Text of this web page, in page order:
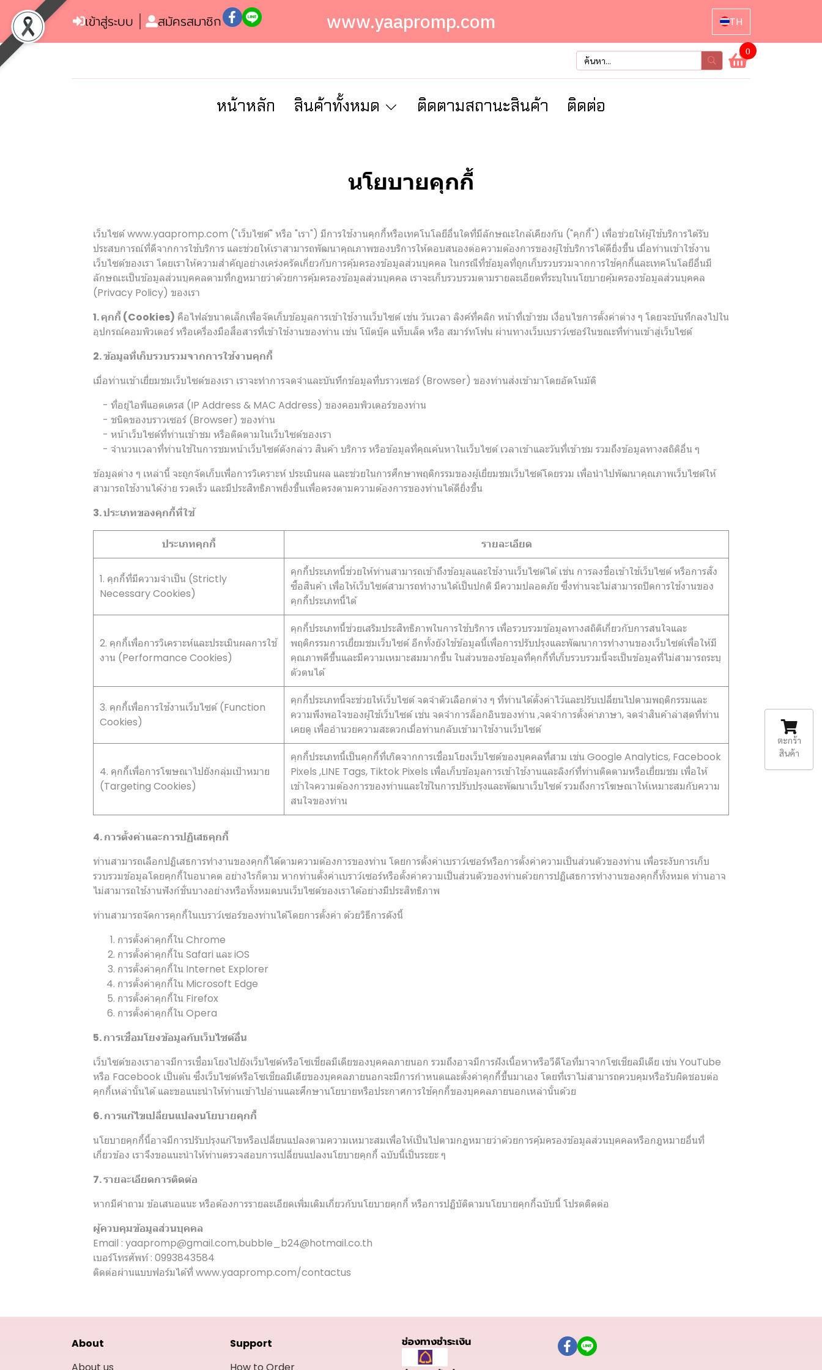
เข้าสู่ระบบ สมัครสมาชิก www.yaapromp.com TH
0
หน้าหลัก สินค้าทั้งหมด ติดตามสถานะสินค้า ติดต่อ
นโยบายคุกกี้
เว็บไซต์ www.yaapromp.com ("เว็บไซต์" หรือ "เรา") มีการใช้งานคุกกี้หรือเทคโนโลยีอื่นใดที่มีลักษณะใกล้เคียงกัน ("คุกกี้") เพื่อช่วยให้ผู้ใช้บริการได้รับ
ประสบการณ์ที่ดีจากการใช้บริการ และช่วยให้เราสามารถพัฒนาคุณภาพของบริการให้ตอบสนองต่อความต้องการของผู้ใช้บริการได้ดียิ่งขึ้น เมื่อท่านเข้าใช้งาน
เว็บไซต์ของเรา โดยเราให้ความสำคัญอย่างเคร่งครัดเกี่ยวกับการคุ้มครองข้อมูลส่วนบุคคล ในกรณีที่ข้อมูลที่ถูกเก็บรวบรวมจากการใช้คุกกี้และเทคโนโลยีอื่นมี
ลักษณะเป็นข้อมูลส่วนบุคคลตามที่กฎหมายว่าด้วยการคุ้มครองข้อมูลส่วนบุคคล เราจะเก็บรวบรวมตามรายละเอียดที่ระบุในนโยบายคุ้มครองข้อมูลส่วนบุคคล
(Privacy Policy) ของเรา
1. คุกกี้ (Cookies) คือไฟล์ขนาดเล็กเพื่อจัดเก็บข้อมูลการเข้าใช้งานเว็บไซต์ เช่น วันเวลา ลิงค์ที่คลิก หน้าที่เข้าชม เงื่อนไขการตั้งค่าต่าง ๆ โดยจะบันทึกลงไปใน
อุปกรณ์คอมพิวเตอร์ หรือเครื่องมือสื่อสารที่เข้าใช้งานของท่าน เช่น โน๊ตบุ๊ค แท็บเล็ต หรือ สมาร์ทโฟน ผ่านทางเว็บเบราว์เซอร์ในขณะที่ท่านเข้าสู่เว็บไซต์
2. ข้อมูลที่เก็บรวบรวมจากการใช้งานคุกกี้
เมื่อท่านเข้าเยี่ยมชมเว็บไซต์ของเรา เราจะทำการจดจำและบันทึกข้อมูลที่บราวเซอร์ (Browser) ของท่านส่งเข้ามาโดยอัตโนมัติ
- ที่อยู่ไอพีแอดเดรส (IP Address & MAC Address) ของคอมพิวเตอร์ของท่าน
- ชนิดของบราวเซอร์ (Browser) ของท่าน
- หน้าเว็บไซต์ที่ท่านเข้าชม หรือติดตามในเว็บไซต์ของเรา
- จำนวนเวลาที่ท่านใช้ในการชมหน้าเว็บไซต์ดังกล่าว สินค้า บริการ หรือข้อมูลที่คุณค้นหาในเว็บไซต์ เวลาเข้าและวันที่เข้าชม รวมถึงข้อมูลทางสถิติอื่น ๆ
ข้อมูลต่าง ๆ เหล่านี้ จะถูกจัดเก็บเพื่อการวิเคราะห์ ประเมินผล และช่วยในการศึกษาพฤติกรรมของผู้เยี่ยมชมเว็บไซต์โดยรวม เพื่อนำไปพัฒนาคุณภาพเว็บไซต์ให้
สามารถใช้งานได้ง่าย รวดเร็ว และมีประสิทธิภาพยิ่งขึ้นเพื่อตรงตามความต้องการของท่านได้ดียิ่งขึ้น
3. ประเภทของคุกกี้ที่ใช้
ประเภทคุกกี้ รายละเอียด
1. คุกกี้ที่มีความจำเป็น (Strictly
Necessary Cookies)
คุกกี้ประเภทนี้ช่วยให้ท่านสามารถเข้าถึงข้อมูลและใช้งานเว็บไซต์ได้ เช่น การลงชื่อเข้าใช้เว็บไซต์ หรือการสั่ง
ซื้อสินค้า เพื่อให้เว็บไซต์สามารถทำงานได้เป็นปกติ มีความปลอดภัย ซึ่งท่านจะไม่สามารถปิดการใช้งานของ
คุกกี้ประเภทนี้ได้
2. คุกกี้เพื่อการวิเคราะห์และประเมินผลการใช้
งาน (Performance Cookies)
คุกกี้ประเภทนี้ช่วยเสริมประสิทธิภาพในการใช้บริการ เพื่อรวบรวมข้อมูลทางสถิติเกี่ยวกับการสนใจและ
พฤติกรรมการเยี่ยมชมเว็บไซต์ อีกทั้งยังใช้ข้อมูลนี้เพื่อการปรับปรุงและพัฒนาการทำงานของเว็บไซต์เพื่อให้มี
คุณภาพดีขึ้นและมีความเหมาะสมมากขึ้น ในส่วนของข้อมูลที่คุกกี้ที่เก็บรวบรวมนี้จะเป็นข้อมูลที่ไม่สามารถระบุ
ตัวตนได้
3. คุกกี้เพื่อการใช้งานเว็บไซต์ (Function
Cookies)
คุกกี้ประเภทนี้จะช่วยให้เว็บไซต์ จดจำตัวเลือกต่าง ๆ ที่ท่านได้ตั้งค่าไว้และปรับเปลี่ยนไปตามพฤติกรรมและ
ความพึงพอใจของผู้ใช้เว็บไซต์ เช่น จดจำการล็อกอินของท่าน ,จดจำการตั้งค่าภาษา, จดจำสินค้าล่าสุดที่ท่าน
เคยดู เพื่ออำนวยความสะดวกเมื่อท่านกลับเข้ามาใช้งานเว็บไซต์
4. คุกกี้เพื่อการโฆษณาไปยังกลุ่มเป้าหมาย
(Targeting Cookies)
คุกกี้ประเภทนี้เป็นคุกกี้ที่เกิดจากการเชื่อมโยงเว็บไซต์ของบุคคลที่สาม เช่น Google Analytics, Facebook
Pixels ,LINE Tags, Tiktok Pixels เพื่อเก็บข้อมูลการเข้าใช้งานและลิงก์ที่ท่านติดตามหรือเยี่ยมชม เพื่อให้
เข้าใจความต้องการของท่านและใช้ในการปรับปรุงและพัฒนาเว็บไซต์ รวมถึงการโฆษณาให้เหมาะสมกับความ
สนใจของท่าน
4. การตั้งค่าและการปฏิเสธคุกกี้
ท่านสามารถเลือกปฏิเสธการทำงานของคุกกี้ได้ตามความต้องการของท่าน โดยการตั้งค่าเบราว์เซอร์หรือการตั้งค่าความเป็นส่วนตัวของท่าน เพื่อระงับการเก็บ
รวบรวมข้อมูลโดยคุกกี้ในอนาคต อย่างไรก็ตาม หากท่านตั้งค่าเบราว์เซอร์หรือตั้งค่าความเป็นส่วนตัวของท่านด้วยการปฏิเสธการทำงานของคุกกี้ทั้งหมด ท่านอาจ
ไม่สามารถใช้งานฟังก์ชั่นบางอย่างหรือทั้งหมดบนเว็บไซต์ของเราได้อย่างมีประสิทธิภาพ
ท่านสามารถจัดการคุกกี้ในเบราว์เซอร์ของท่านได้โดยการตั้งค่า ด้วยวิธีการดังนี้
การตั้งค่าคุกกี้ใน Chrome
การตั้งค่าคุกกี้ใน Safari และiOS
การตั้งค่าคุกกี้ใน Internet Explorer
การตั้งค่าคุกกี้ใน Microsoft Edge
การตั้งค่าคุกกี้ใน Firefox
การตั้งค่าคุกกี้ใน Opera
5. การเชื่อมโยงข้อมูลกับเว็บไซต์อื่น
เว็บไซต์ของเราอาจมีการเชื่อมโยงไปยังเว็บไซต์หรือโซเชียลมีเดียของบุคคลภายนอก รวมถึงอาจมีการฝังเนื้อหาหรือวีดีโอที่มาจากโซเชียลมีเดีย เช่น YouTube
หรือ Facebook เป็นต้น ซึ่งเว็บไซต์หรือโซเชียลมีเดียของบุคคลภายนอกจะมีการกำหนดและตั้งค่าคุกกี้ขึ้นมาเอง โดยที่เราไม่สามารถควบคุมหรือรับผิดชอบต่อ
คุกกี้เหล่านั้นได้ และขอแนะนำให้ท่านเข้าไปอ่านและศึกษานโยบายหรือประกาศการใช้คุกกี้ของบุคคลภายนอกเหล่านั้นด้วย
6. การแก้ไขเปลี่ยนแปลงนโยบายคุกกี้
นโยบายคุกกี้นี้อาจมีการปรับปรุงแก้ไขหรือเปลี่ยนแปลงตามความเหมาะสมเพื่อให้เป็นไปตามกฎหมายว่าด้วยการคุ้มครองข้อมูลส่วนบุคคลหรือกฎหมายอื่นที่
เกี่ยวข้อง เราจึงขอแนะนำให้ท่านตรวจสอบการเปลี่ยนแปลงนโยบายคุกกี้ ฉบับนี้เป็นระยะ ๆ
7. รายละเอียดการติดต่อ
หากมีคำถาม ข้อเสนอแนะ หรือต้องการรายละเอียดเพิ่มเติมเกี่ยวกับนโยบายคุกกี้ หรือการปฏิบัติตามนโยบายคุกกี้ฉบับนี้ โปรดติดต่อ
ผู้ควบคุมข้อมูลส่วนบุคคล
Email : yaapromp@gmail.com,bubble_b24@hotmail.co.th
เบอร์โทรศัพท์ : 0993843584
ติดต่อผ่านแบบฟอร์มได้ที่ www.yaapromp.com/contactus
About
Support
ช่องทางชำระเงิน
ตะกร้า
สินค้า